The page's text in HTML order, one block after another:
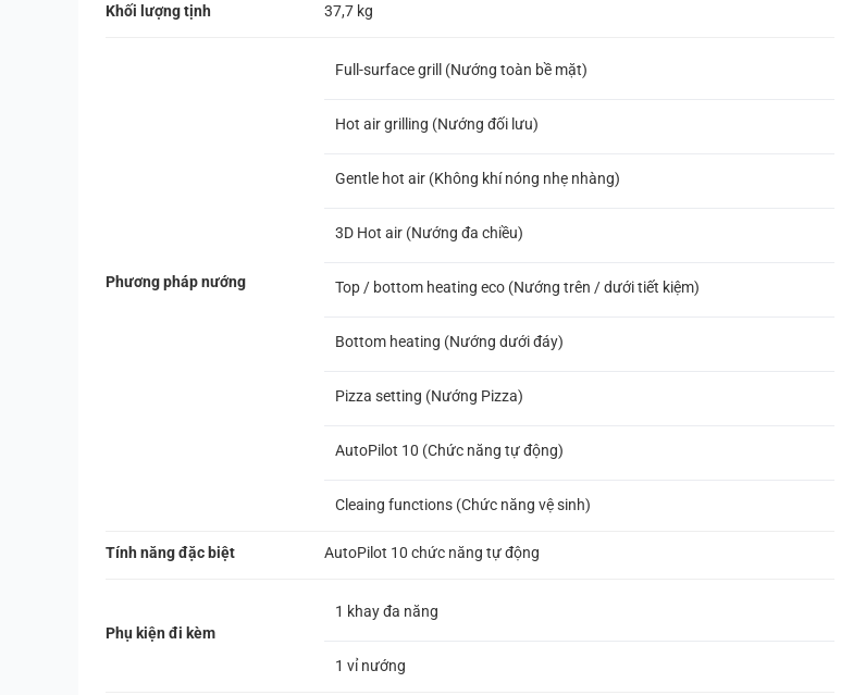
Khối lượng tịnh 37,7 kg
Phương pháp nướng
Full-surface grill (Nướng toàn bề mặt)
Hot air grilling (Nướng đối lưu)
Gentle hot air (Không khí nóng nhẹ nhàng)
3D Hot air (Nướng đa chiều)
Top / bottom heating eco (Nướng trên / dưới tiết kiệm)
Bottom heating (Nướng dưới đáy)
Pizza setting (Nướng Pizza)
AutoPilot 10 (Chức năng tự động)
Cleaing functions (Chức năng vệ sinh)
Tính năng đặc biệt AutoPilot 10 chức năng tự động
Phụ kiện đi kèm
1 khay đa năng
1 vỉ nướng